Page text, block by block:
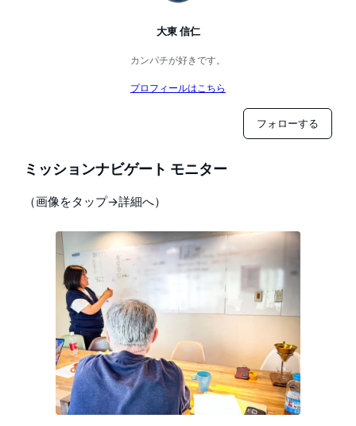
大東 信仁
カンパチが好きです。
プロフィールはこちら
フォローする
ミッションナビゲート モニター
（画像をタップ→詳細へ）